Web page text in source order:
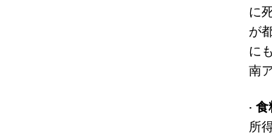
に
が
に
南
· 食
所